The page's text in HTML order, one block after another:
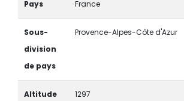
Pays France
Sous-
division
de pays
Provence-Alpes-Côte d'Azur
Altitude
1297